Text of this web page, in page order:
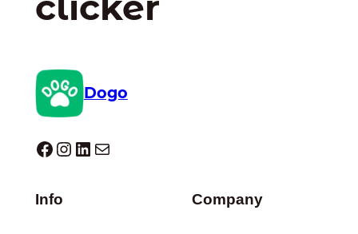
Dogo
Dogo facebook InstagramLinkedIn E-mail
Info Company